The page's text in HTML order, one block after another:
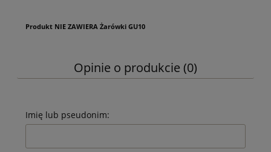
Produkt NIE ZAWIERA Żarówki GU10
Opinie o produkcie (0)
Imię lub pseudonim: